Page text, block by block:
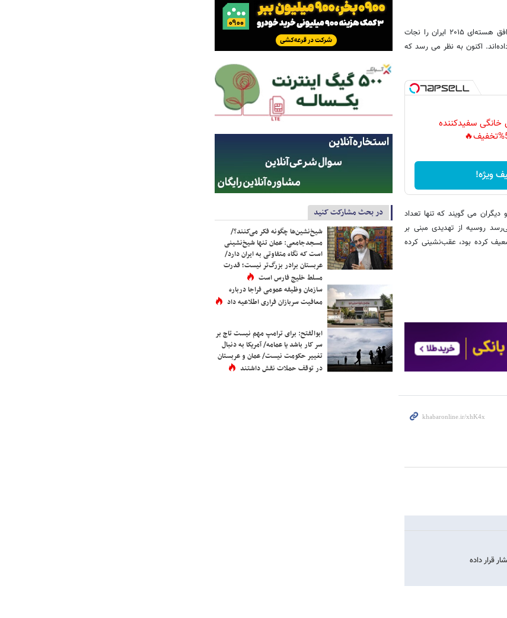
این گزارش افزود: با ادامه یافتن جنگ در اوکراین، دیپلمات‌هایی که تلاش می‌کنند توافق هسته‌ای ۲۰۱۵ ایران را نجات
اکنون به نظر می رسد که
خانگی سفیدکننده
ویژه!
و دیگران می گویند که تنها تعداد
روسیه از تهدیدی مبنی بر
کرده بود، عقب‌نشینی کرده
در بحث مشارکت کنید
شیخ‌نشین‌ها چگونه فکر می‌کنند؟/
مسجدجامعی: عمان تنها شیخ‌نشینی
است که نگاه متفاوتی به ایران دارد/
عربستان برادر بزرگ‌تر نیست؛ قدرت
مسلط خلیج فارس است
سازمان وظیفه عمومی فراجا درباره
معافیت سربازان فراری اطلاعیه داد
ابوالفتح: برای ترامپ مهم نیست تاج بر
سر کار باشد یا عمامه/ آمریکا به دنبال
تغییر حکومت نیست/ عمان و عربستان
در توقف حملات نقش داشتند